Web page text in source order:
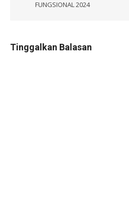
FUNGSIONAL 2024
Tinggalkan Balasan